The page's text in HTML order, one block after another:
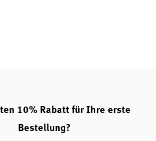
10% Rabatt für Ihre erste
Bestellung?